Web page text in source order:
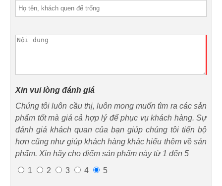
Xin vui lòng đánh giá
Chúng tôi luôn cầu thị, luôn mong muốn tìm ra các sản
phẩm tốt mà giá cả hợp lý để phục vụ khách hàng. Sự
đánh giá khách quan của bạn giúp chúng tôi tiến bộ
hơn cũng như giúp khách hàng khác hiểu thêm về sản
phẩm. Xin hãy cho điểm sản phẩm này từ 1 đến 5
1
2 3 4 5